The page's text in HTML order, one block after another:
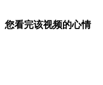
您看完该视频的心情